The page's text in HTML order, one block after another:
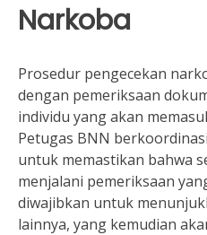
Narkoba
Prosedur pengecekan
dengan pemeriksaan
individu yang akan
Petugas BNN
untuk memastikan bahwa
menjalani pemeriksaan
diwajibkan untuk
lainnya, yang kemudian